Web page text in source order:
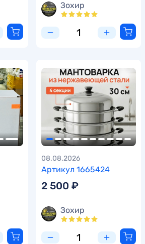
Зохир
Артикул 1665424
08.08.2026
2 500 ₽
Зохир